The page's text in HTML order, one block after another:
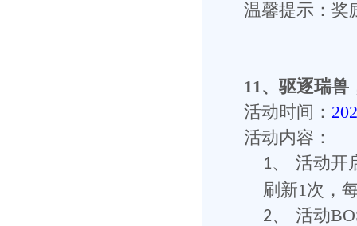
温馨提示：奖
11、 驱逐瑞兽
活动时间：
活动内容：
1、
活动开
刷新1次，
2、 活动